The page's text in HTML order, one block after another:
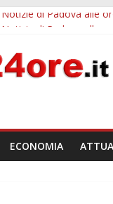
Notizie di Padova alle
Bando sicurezza
Sicurezza esodo estivo
Bonus trasporto
ECONOMIA